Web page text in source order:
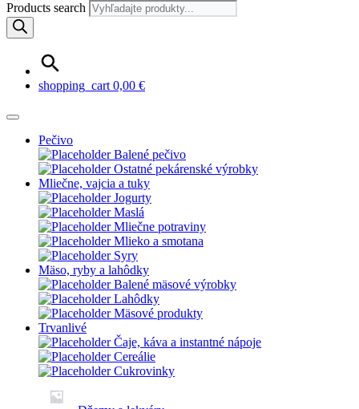
Products search
shopping_cart 0,00 €
Pečivo
Balené pečivo
Ostatné pekárenské výrobky
Mliečne, vajcia a tuky
Jogurty
Maslá
Mliečne potraviny
Mlieko a smotana
Syry
Mäso, ryby a lahôdky
Balené mäsové výrobky
Lahôdky
Mäsové produkty
Trvanlivé
Čaje, káva a instantné nápoje
Cereálie
Cukrovinky